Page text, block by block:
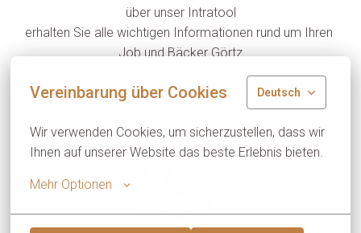
Vereinbarung über Cookies Deutsch
Wir verwenden Cookies, um sicherzustellen, dass wir
Ihnen auf unserer Website das beste Erlebnis bieten.
Mehr Optionen
über unser Intratool
erhalten Sie alle wichtigen Informationen rund um Ihren
Job und Bäcker Görtz
Bitte beachten Sie, dass diese Benefits je nach
Vertragsart variieren können.